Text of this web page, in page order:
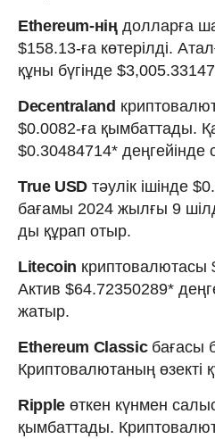
Ethereum-ніңдолларға
$158.13-ға көтерілді.
құны бүгінде
Decentraland
$0.0082-ға қымбаттады.
$0.30484714*
True USD тәулік ішінде
бағамы 2024 жылғы 9
ды құрап отыр.
Litecoin криптовалютасы
Актив $64.72350289*
жатыр.
Ethereum Classicбағасы
Криптовалютаның өзекті
Rippleөткен күнмен
қымбаттады.